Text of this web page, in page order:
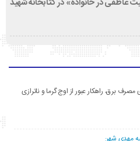
مصرف برق، راهکار عبور از اوج گرما و ناترازی
مهدی شهر: